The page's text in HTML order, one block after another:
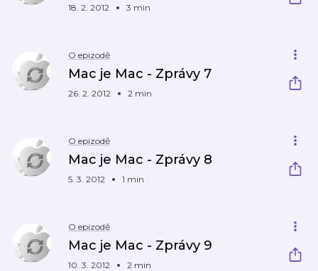
18. 2. 2012 3 min
O epizodě
Mac je Mac - Zprávy 7
26. 2. 2012 2 min
O epizodě
Mac je Mac - Zprávy 8
5. 3. 2012 1 min
O epizodě
Mac je Mac - Zprávy 9
10. 3. 2012 2 min